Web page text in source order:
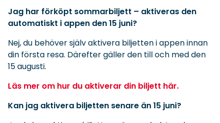
Jag har förköpt sommarbiljett – aktiveras den
automatiskt i appen den 15 juni?
Nej, du behöver själv aktivera biljetten i appen innan
din första resa. Därefter gäller den till och med den
15 augusti.
Läs mer om hur du aktiverar din biljett här.
Kan jag aktivera biljetten senare än 15 juni?